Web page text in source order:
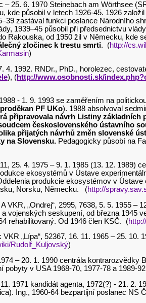
– 25. 6. 1970 Steinebach am Wörthsee
působil v letech 1926-45. 1926
zastával funkci poslance Národního
1939–45 působil při předsednictvu
Rakouska, od 1950 žil v Německu, kde
zločinec k trestu smrti. (http://
)
4. 1992. RNDr., PhD., horolezec,
), (http://www.osobnosti.sk/
- 1. 9. 1993 se zaměřením na
PF UKo). 1988 absolvoval
připravovala návrh Listiny
československého ústavního
přijatých návrhů změn slovenské
na Slovensku. Pedagogicky působí na
25. 4. 1975 – 9. 1. 1985 (13. 12.
ekosystémů v Ústave
produkcie ekosystémov v
Norsku, Německu. (http://
VKR, „Ondrej“, 2995, 7638, 5. 5. 1955
vojenských seskupení, od března 1945
rehabilitovaný. Od 1946 člen KSČ. (
„Lípa“, 52367, 16. 11. 1965 – 25.
Rudolf_Kuljovský)
– 20. 1. 1990 centrála
pobyty v USA 1968-70, 1977-78 a 1989-
1971 kandidát agenta, 1972(?) - 21. 2.
Ing., 1960-64 bezpartijní poslanec